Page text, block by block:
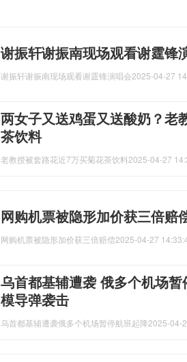
谢振轩谢振南现场观看谢霆锋
谢振轩谢振南现场观看谢霆锋演唱会2025-04-27
两女子又送鸡蛋又送酸奶？老
茶饮料
老教授被套路花近7万买菊花茶饮料2025-04-27
网购机票被隐形加价获三倍赔
网购机票被隐形加价获三倍赔偿2025-04-27
乌首都基辅遭袭 俄多个机场
模导弹袭击
乌首都基辅遭袭俄多个机场暂停航班起降2025-04-